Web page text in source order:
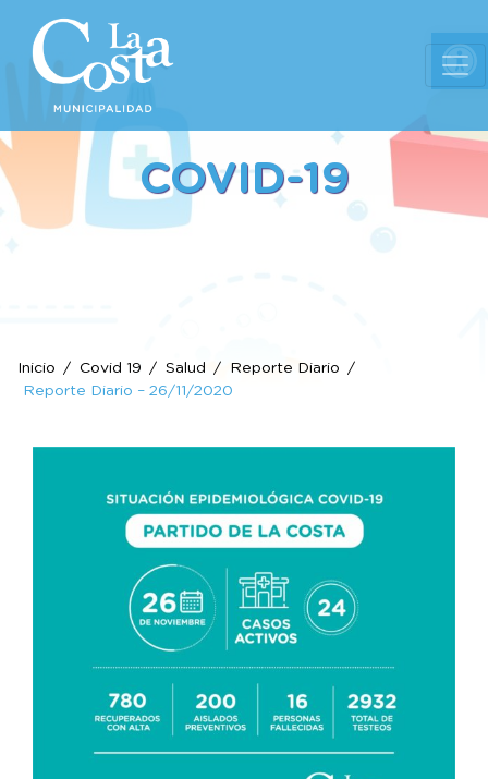
COVID-19
Inicio Covid 19 Salud
Reporte Diario
Reporte Diario – 26/11/2020